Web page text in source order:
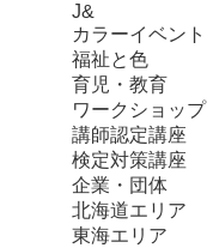
J&
カラーイベント
福祉と色
育児・教育
ワークショップ
講師認定講座
検定対策講座
企業・団体
北海道エリア
東海エリア